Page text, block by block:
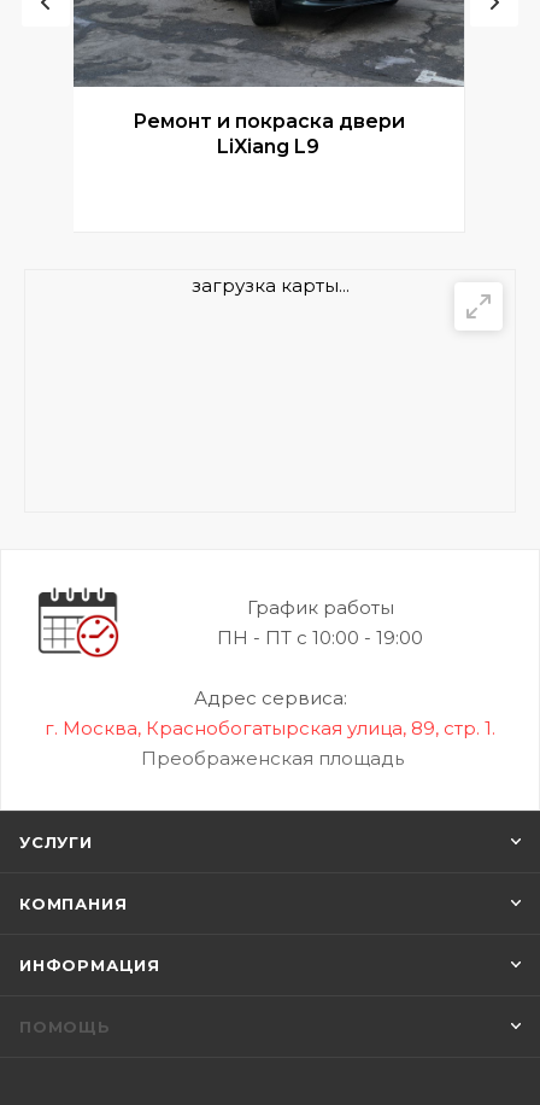
Ремонт и покраска двери
LiXiang L9
загрузка карты...
График работы
ПН - ПТ с 10:00 - 19:00
Адрес сервиса:
г. Москва, Краснобогатырская улица, 89, стр. 1.
Преображенская площадь
УСЛУГИ
КОМПАНИЯ
ИНФОРМАЦИЯ
ПОМОЩЬ